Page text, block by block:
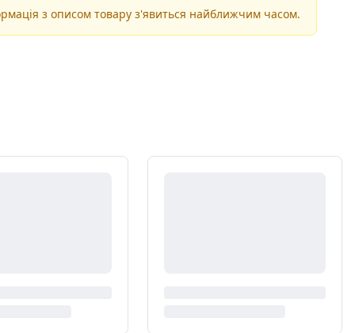
з описом товару з'явиться найближчим часом.